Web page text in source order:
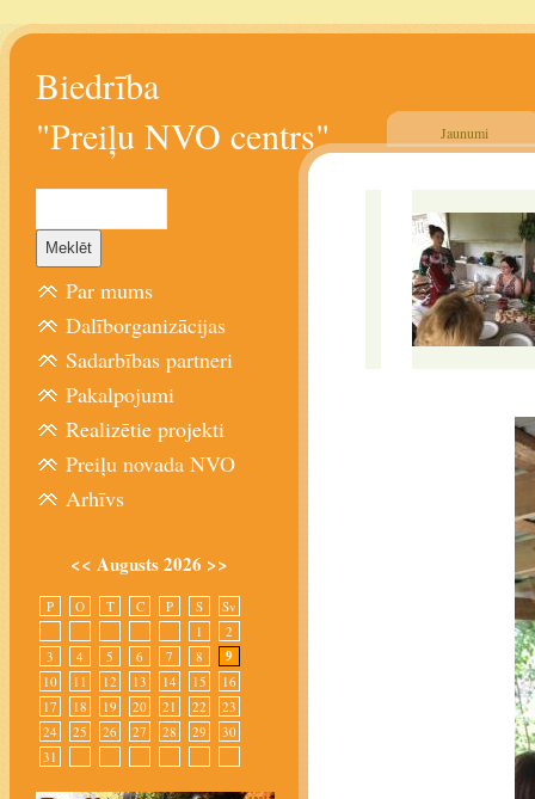
Biedrība
"Preiļu NVO centrs"
Jaunumi
Par mums
Dalīborganizācijas
Sadarbības partneri
Pakalpojumi
Realizētie projekti
Preiļu novada NVO
Arhīvs
<< Augusts 2026 >>
P O T C P S
Sv
1
2
3
4 5 6 7 8 9
10 11 12 13 14 15
16
17
18 19 20 21 22
23
24
25 26 27 28 29
30
31